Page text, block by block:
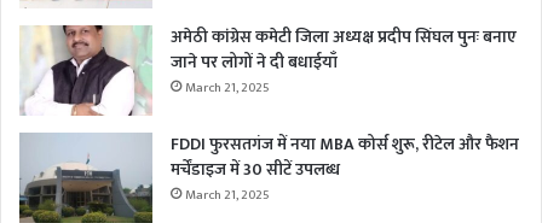
अमेठी कांग्रेस कमेटी जिला अध्यक्ष प्रदीप सिंघल पुनः बनाए
जाने पर लोगों ने दी बधाईयाँ
March 21, 2025
FDDI फुरसतगंज में नया MBA कोर्स शुरू, रीटेल और फैशन
मर्चेंडाइज में 30 सीटें उपलब्ध
March 21, 2025